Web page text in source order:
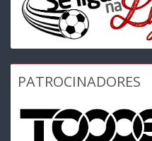
PATROCINADORES